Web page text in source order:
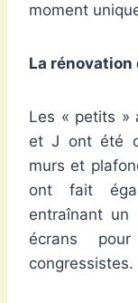
moment
La
Les « petits »
et J ont été
murs et
ont fait
entraînant un
écrans
congressistes.